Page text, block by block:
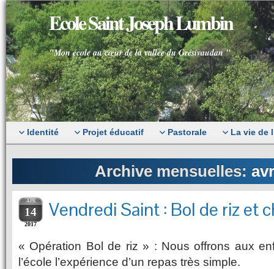
Ecole Saint Joseph Lumbin
"Mon école au cœur de la vallée du Grésivaudan "
Identité Projet éducatif Pastorale La vie de
Archive mensuelles:
APR
14
2017
Vendredi Saint : Bol de riz et
« Opération Bol de riz » : Nous offrons aux
l’école l’expérience d’un repas très simple.